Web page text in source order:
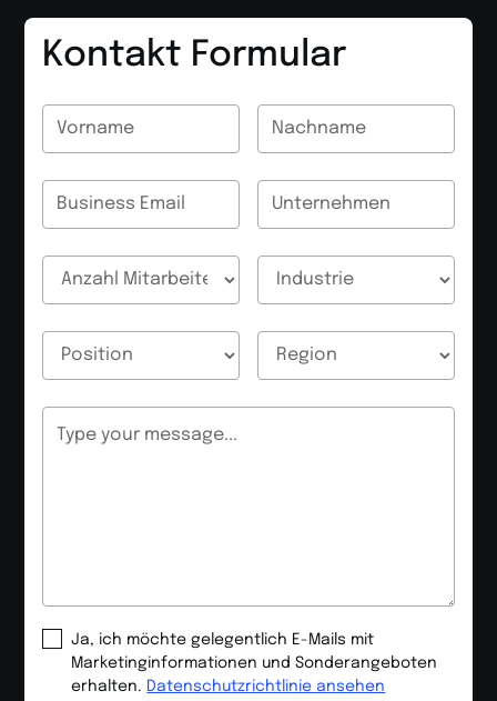
Kontakt Formular
Name Name
Name Name
Email Email
Email Email
Message
Ja, ich möchte gelegentlich E-Mails mit
Marketinginformationen und Sonderangeboten
erhalten. Datenschutzrichtlinie ansehen